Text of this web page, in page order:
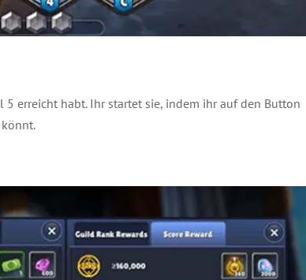
erreicht habt. Ihr startet sie, indem ihr auf den Button